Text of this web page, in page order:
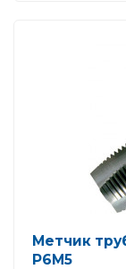
Метчик
Р6М5